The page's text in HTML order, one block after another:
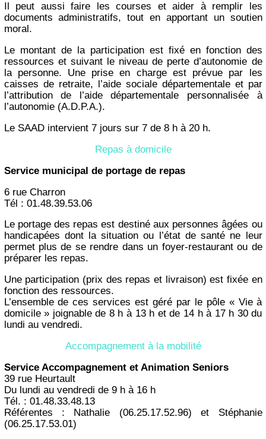
Il peut aussi faire les courses et aider à remplir les
documents administratifs, tout en apportant un soutien
moral.
Le montant de la participation est fixé en fonction des
ressources et suivant le niveau de perte d’autonomie de
la personne. Une prise en charge est prévue par les
caisses de retraite, l’aide sociale départementale et par
l’attribution de l’aide départementale personnalisée à
l’autonomie (A.D.P.A.).
Le SAAD intervient 7 jours sur 7 de 8 h à 20 h.
Repas à domicile
Service municipal de portage de repas
6 rue Charron
Tél : 01.48.39.53.06
Le portage des repas est destiné aux personnes âgées ou
handicapées dont la situation ou l’état de santé ne leur
permet plus de se rendre dans un foyer-restaurant ou de
préparer les repas.
Une participation (prix des repas et livraison) est fixée en
fonction des ressources.
L’ensemble de ces services est géré par le pôle « Vie à
domicile » joignable de 8 h à 13 h et de 14 h à 17 h 30 du
lundi au vendredi.
Accompagnement à la mobilité
Service Accompagnement et Animation Seniors
39 rue Heurtault
Du lundi au vendredi de 9 h à 16 h
Tél. : 01.48.33.48.13
Référentes : Nathalie (06.25.17.52.96) et Stéphanie
(06.25.17.53.01)